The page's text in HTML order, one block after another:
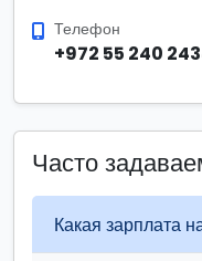
Телефон
+972 55 240
Часто
Какая зарплата